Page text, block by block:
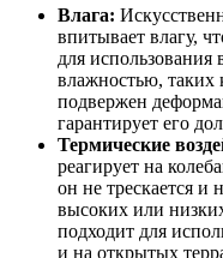
Влага:
впитывает влагу,
для
влажностью,
подвержен
гарантирует его
Термические
реагирует на
он не трескается и
высоких или
подходит для
и на открытых